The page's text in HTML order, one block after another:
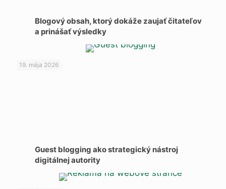
Blogový obsah, ktorý dokáže zaujať čitateľov
a prinášať výsledky
19. mája 2026
Guest blogging ako strategický nástroj
digitálnej autority